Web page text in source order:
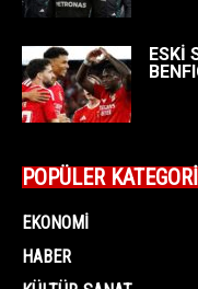
ESKİ
POPÜLER
EKONOMI
HABER